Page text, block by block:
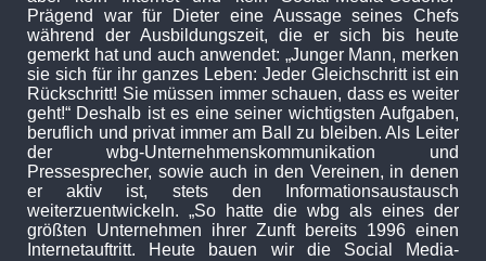
Prägend war für Dieter eine Aussage seines Chefs
während der Ausbildungszeit, die er sich bis heute
gemerkt hat und auch anwendet: „Junger Mann, merken
sie sich für ihr ganzes Leben: Jeder Gleichschritt ist ein
Rückschritt! Sie müssen immer schauen, dass es weiter
geht!“ Deshalb ist es eine seiner wichtigsten Aufgaben,
beruflich und privat immer am Ball zu bleiben. Als Leiter
der wbg-Unternehmenskommunikation und
Pressesprecher, sowie auch in den Vereinen, in denen
er aktiv ist, stets den Informationsaustausch
weiterzuentwickeln. „So hatte die wbg als eines der
größten Unternehmen ihrer Zunft bereits 1996 einen
Internetauftritt. Heute bauen wir die Social Media-